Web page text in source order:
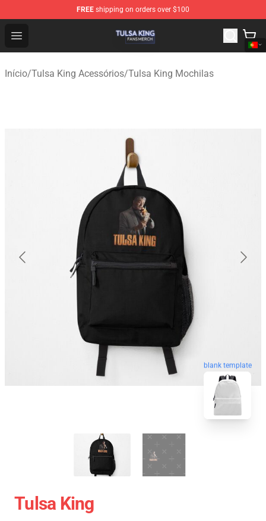
FREE shipping on orders over $100
Open menu
Tulsa King Shop - Official Tulsa King Merchandise Store
Início/Tulsa King Acessórios/Tulsa King Mochilas
blank template
Tulsa King